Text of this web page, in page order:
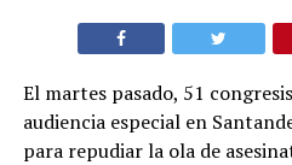
El martes pasado, 51
audiencia especial en
para repudiar la ola de